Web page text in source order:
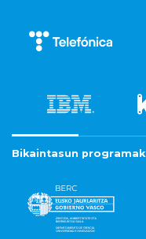
Bikaintasun programak